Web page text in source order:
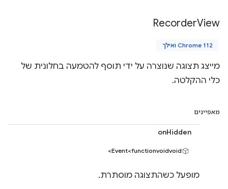
RecorderView
Chrome 112 ואילך
מייצג תצוגה שנוצרה על ידי תוסף להטמעה בחלונית של
כלי ההקלטה.
מאפיינים
onHidden
Event<functionvoidvoid>
מופעל כשהתצוגה מוסתרת.